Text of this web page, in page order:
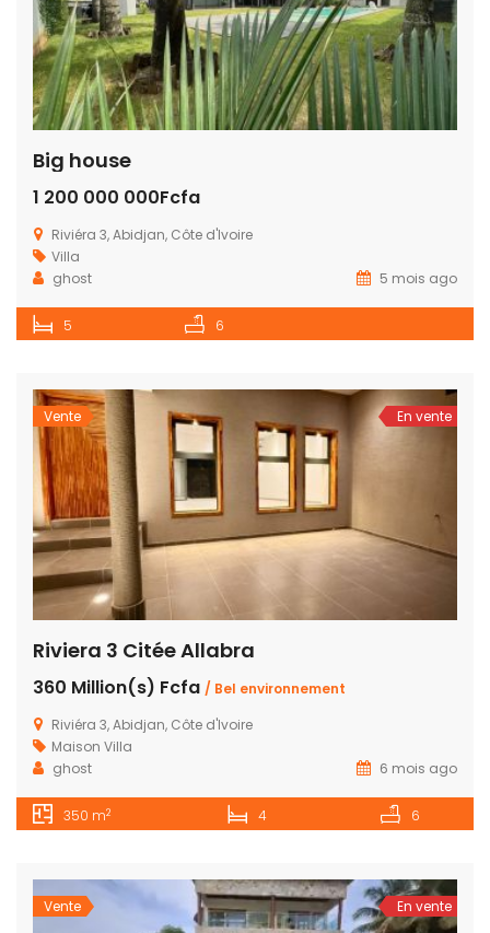
Big house
1 200 000 000Fcfa
Riviéra 3, Abidjan, Côte d'Ivoire
Villa
ghost
5 mois ago
5 6
Vente En vente
Riviera 3 Citée Allabra
360 Million(s) Fcfa / Bel environnement
Riviéra 3, Abidjan, Côte d'Ivoire
Maison Villa
ghost
6 mois ago
350 m2 4 6
Vente En vente